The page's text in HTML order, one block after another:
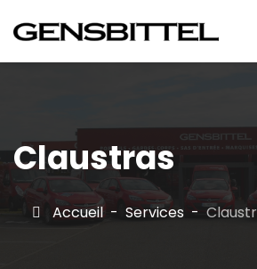
Claustras
Accueil Services